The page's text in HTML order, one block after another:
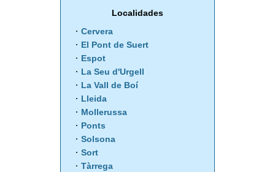
Localidades
Cervera
El Pont de Suert
Espot
La Seu d'Urgell
La Vall de Boí
Lleida
Mollerussa
Ponts
Solsona
Sort
Tàrrega